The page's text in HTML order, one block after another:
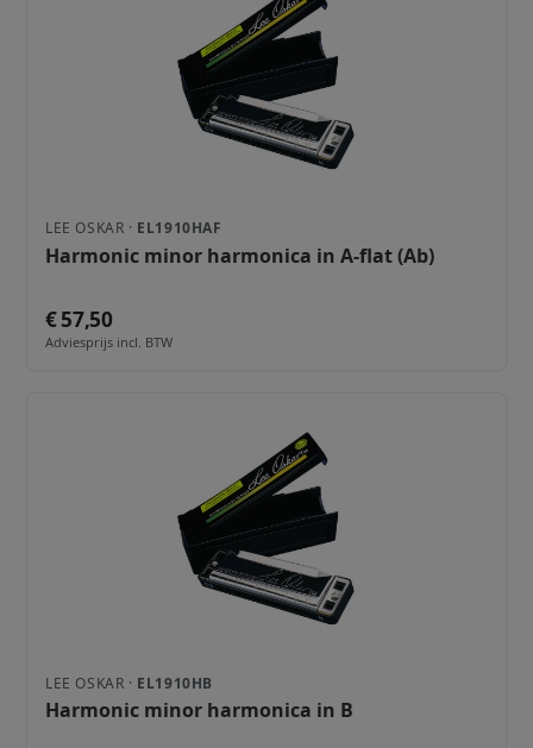
LEE OSKAR · EL1910HAF
Harmonic minor harmonica in A-flat (Ab)
€ 57,50
Adviesprijs incl. BTW
LEE OSKAR · EL1910HB
Harmonic minor harmonica in B